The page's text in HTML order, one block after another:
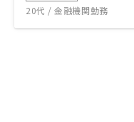
20代 / 金融機関勤務